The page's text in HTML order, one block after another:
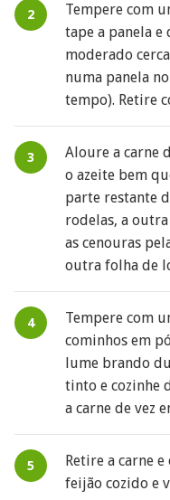
Tempere com
tape a panela
moderado
numa panela
tempo). Retire
Aloure a carne
o azeite bem
parte restante
rodelas, a
as cenouras
outra folha de
Tempere com
cominhos em
lume brando
tinto e cozinhe
a carne de vez
Retire a carne
feijão cozido e